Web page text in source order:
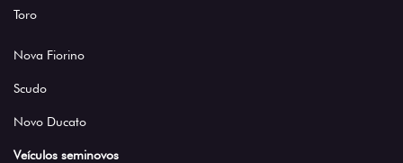
Toro
Nova Fiorino
Scudo
Novo Ducato
Veículos seminovos